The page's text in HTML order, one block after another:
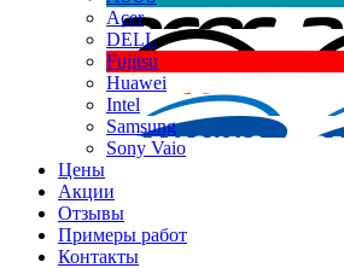
Acer
DELL
Fujitsu
Huawei
Intel
Samsung
Sony Vaio
Цены
Акции
Отзывы
Примеры работ
Контакты